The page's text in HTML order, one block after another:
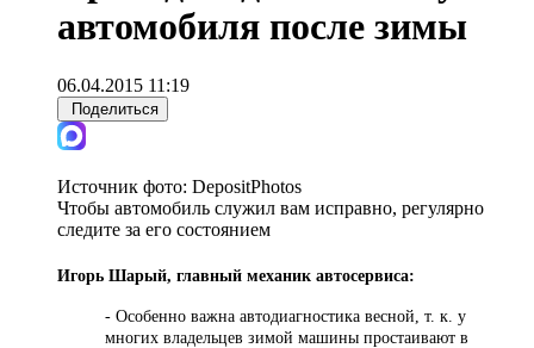
автомобиля после зимы
06.04.2015 11:19
Поделиться
Источник фото: DepositPhotos
Чтобы автомобиль служил вам исправно, регулярно
следите за его состоянием
Игорь Шарый, главный механик автосервиса:
- Особенно важна автодиагностика весной, т. к. у
многих владельцев зимой машины простаивают в